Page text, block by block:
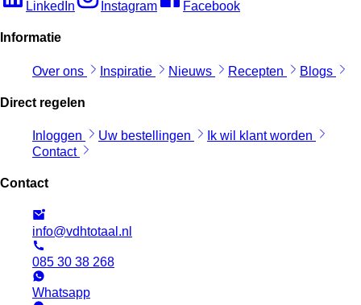
LinkedIn Instagram Facebook
Informatie
Over ons Inspiratie Nieuws Recepten Blogs
Direct regelen
Inloggen Uw bestellingen
Ik wil klant worden
Contact
Contact
info@vdhtotaal.nl
085 30 38 268
Whatsapp